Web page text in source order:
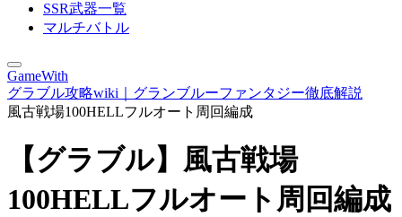
SSR武器一覧
マルチバトル
GameWith
グラブル攻略wiki｜グランブルーファンタジー徹底解説
風古戦場100HELLフルオート周回編成
【グラブル】風古戦場
100HELLフルオート周回編成